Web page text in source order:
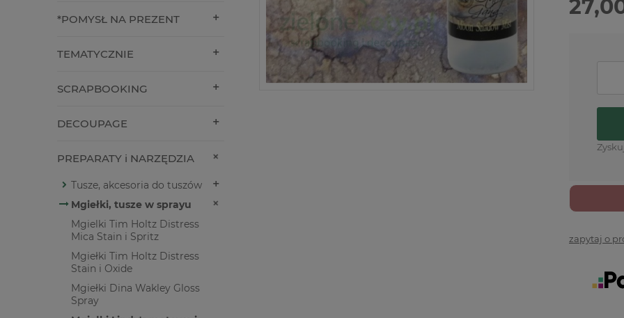
*POMYSŁ NA PREZENT
TEMATYCZNIE
SCRAPBOOKING
DECOUPAGE
PREPARATY i NARZĘDZIA
Tusze, akcesoria do tuszów
Mgiełki, tusze w sprayu
Mgielki Tim Holtz Distress
Mica Stain i Spritz
Mgiełki Tim Holtz Distress
Stain i Oxide
Mgiełki Dina Wakley Gloss
Spray
zapytaj o